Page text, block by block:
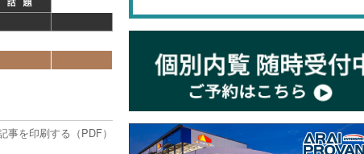
事を印刷する（PDF）